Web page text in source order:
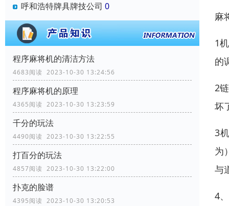
呼和浩特牌具牌技公司 0
程序麻将机的清洁方法
4683阅读 2023-10-30 13:24:56
程序麻将机的原理
4365阅读 2023-10-30 13:23:59
千分的玩法
4490阅读 2023-10-30 13:22:55
打百分的玩法
4857阅读 2023-10-30 13:22:00
扑克的脸谱
4395阅读 2023-10-30 13:20:53
麻
1
的
2
坏
3
为
与
4